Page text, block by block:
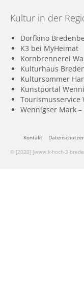
Kultur in der
Dorfkino
K3 bei MyHeimat
Kornbrennerei
Kulturhaus
Kultursommer
Kunstportal
Tourismusservice
Wennigser Mark
Kontakt
© [2020] [www.k-hoch-3-